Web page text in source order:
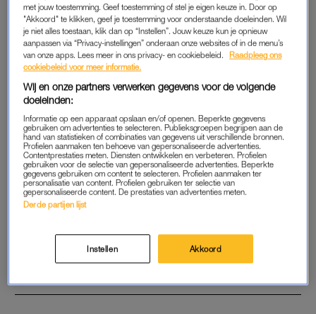
Lees LINDA.magazine online
Geniet van te gekke winacties en
lekkere puzzels
Maandelijks opzegbaar
START GRATIS MAAND
Daarna €5,95 per maand
Al abonnee? Log in
GOED ARTIKEL? DELEN MAAR.
met jouw toestemming. Geef toestemming of stel je eigen keuze in. Door op
"Akkoord" te klikken, geef je toestemming voor onderstaande doeleinden. Wil
je niet alles toestaan, klik dan op “Instellen”. Jouw keuze kun je opnieuw
aanpassen via “Privacy-instellingen” onderaan onze websites of in de menu’s
van onze apps. Lees meer in ons privacy- en cookiebeleid.
Raadpleeg ons
cookiebeleid voor meer informatie.
Wij en onze partners verwerken gegevens voor de volgende
doeleinden:
Informatie op een apparaat opslaan en/of openen. Beperkte gegevens
gebruiken om advertenties te selecteren. Publieksgroepen begrijpen aan de
hand van statistieken of combinaties van gegevens uit verschillende bronnen.
Profielen aanmaken ten behoeve van gepersonaliseerde advertenties.
Contentprestaties meten. Diensten ontwikkelen en verbeteren. Profielen
gebruiken voor de selectie van gepersonaliseerde advertenties. Beperkte
gegevens gebruiken om content te selecteren. Profielen aanmaken ter
personalisatie van content. Profielen gebruiken ter selectie van
gepersonaliseerde content. De prestaties van advertenties meten.
Derde partijen lijst
Instellen Akkoord